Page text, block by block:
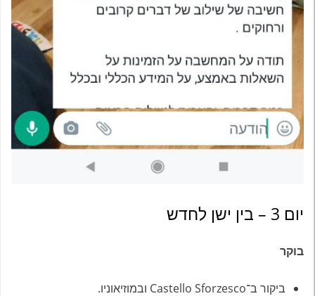
יום 3 – בין ישן לחדש
בוקר
ביקור ב־Castello Sforzesco ובמוזיאוניו.